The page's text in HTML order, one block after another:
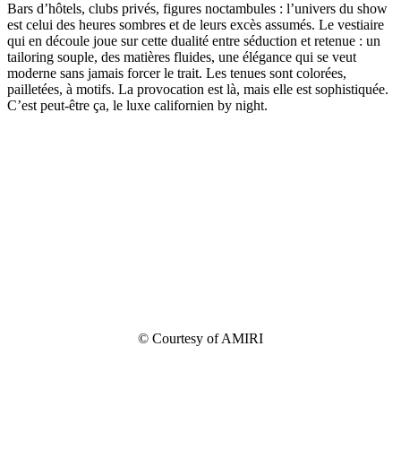
Bars d’hôtels, clubs privés, figures noctambules : l’univers du show
est celui des heures sombres et de leurs excès assumés. Le vestiaire
qui en découle joue sur cette dualité entre séduction et retenue : un
tailoring souple, des matières fluides, une élégance qui se veut
moderne sans jamais forcer le trait. Les tenues sont colorées,
pailletées, à motifs. La provocation est là, mais elle est sophistiquée.
C’est peut-être ça, le luxe californien by night.
© Courtesy of AMIRI